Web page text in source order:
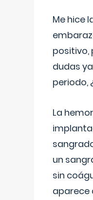
Me hice
positivo,
dudas
periodo,
La
un
sin
aparece